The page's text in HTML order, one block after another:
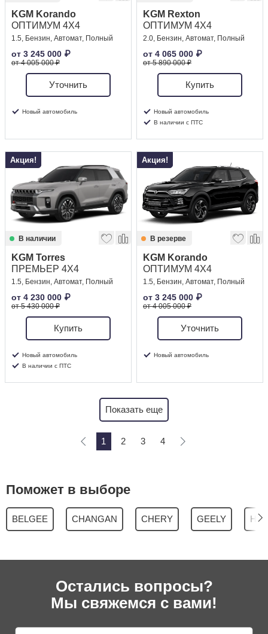
KGM Korando
ОПТИМУМ 4X4
1.5, Бензин, Автомат, Полный
от 3 245 000 ₽
от 4 005 000 ₽
Уточнить
Новый автомобиль
KGM Rexton
ОПТИМУМ 4X4
2.0, Бензин, Автомат, Полный
от 4 065 000 ₽
от 5 890 000 ₽
Купить
Новый автомобиль
В наличии с ПТС
Акция!
В наличии
KGM Torres
ПРЕМЬЕР 4X4
1.5, Бензин, Автомат, Полный
от 4 230 000 ₽
от 5 430 000 ₽
Купить
Новый автомобиль
В наличии с ПТС
Акция!
В резерве
KGM Korando
ОПТИМУМ 4X4
1.5, Бензин, Автомат, Полный
от 3 245 000 ₽
от 4 005 000 ₽
Уточнить
Новый автомобиль
Показать еще
1 2 3 4
Поможет в выборе
BELGEE CHANGAN CHERY GEELY
Остались вопросы?
Мы свяжемся с вами!